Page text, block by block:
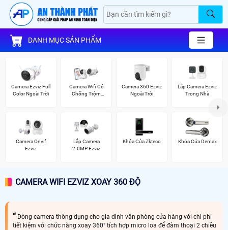
DANH MỤC SẢN PHẨM
Camera Ezviz Full
Color Ngoài Trời
Camera Wifi Có
Chống Trộm
Camera 360 Ezviz
Ngoài Trời
Lắp Camera Ezviz
Trong Nhà
Camera Onvif
Ezviz
Lắp Camera
2.0MP Ezviz
Khóa Cửa Zkteco Khóa Cửa Demax
CAMERA WIFI EZVIZ XOAY 360 ĐỘ
Dòng camera thông dụng cho gia đình văn phòng cửa hàng với chi phí
tiết kiệm với chức năng xoay 360° tích hợp micro loa để đàm thoại 2 chiều